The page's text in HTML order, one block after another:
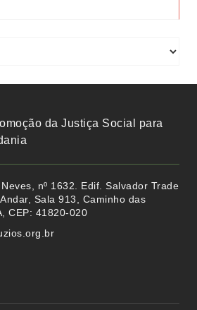
da Justiça Social para
nº 1632. Edif. Salvador Trade
Sala 913, Caminho das
CEP: 41820-020